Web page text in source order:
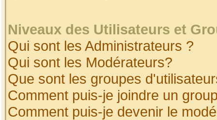
Niveaux des Utilisateurs et
Qui sont les Administrateurs ?
Qui sont les Modérateurs?
Que sont les groupes
Comment puis-je joindre un
Comment puis-je devenir le